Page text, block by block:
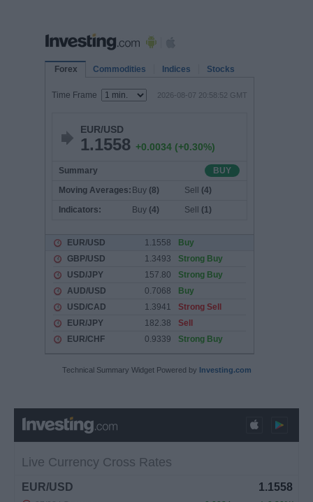
Technical Summary Widget Powered by Investing.com